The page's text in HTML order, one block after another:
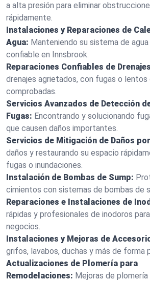
a alta presión para eliminar
rápidamente.
Instalaciones y Reparaciones de
Agua: Manteniendo su sistema de
confiable en Innsbrook.
Reparaciones Confiables de
drenajes agrietados, con fugas o lentos
comprobadas.
Servicios Avanzados de Detección
Fugas: Encontrando y solucionando
que causen daños importantes.
Servicios de Mitigación de Daños
daños y restaurando su espacio
fugas o inundaciones.
Instalación de Bombas de Sump:
cimientos con sistemas de bombas de
Reparaciones e Instalaciones de
rápidas y profesionales de inodoros
negocios.
Instalaciones y Mejoras de
grifos, lavabos, duchas y más de forma
Actualizaciones de Plomería para
Remodelaciones: Mejoras de